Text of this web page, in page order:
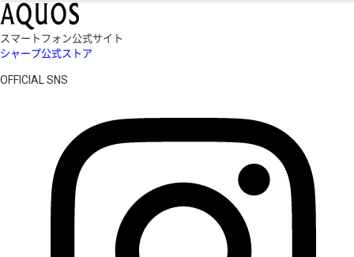
スマートフォン公式サイト
シャープ公式ストア
OFFICIAL SNS